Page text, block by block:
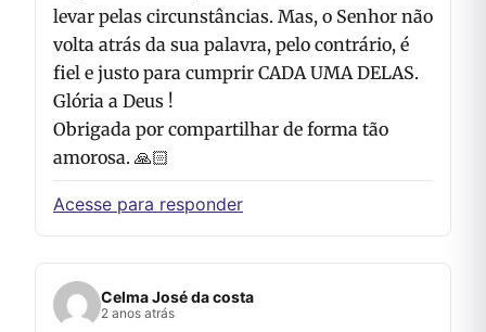
levar pelas circunstâncias. Mas, o Senhor não
volta atrás da sua palavra, pelo contrário, é
fiel e justo para cumprir CADA UMA DELAS.
Glória a Deus !
Obrigada por compartilhar de forma tão
amorosa. 🙏🏻
Acesse para responder
Celma José da costa
2 anos atrás